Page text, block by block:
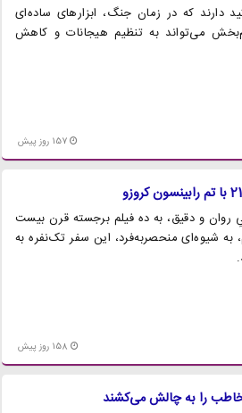
دارند که در زمان جنگ، ابزارهای ساده‌ای
می‌تواند به تنظیم هیجانات و کاهش
157 روز پیش
روان و دقیق، به ده فیلم برجسته قرن بیست
به شیوه‌ای منحصربه‌فرد، این سفر تک‌نفره به
158 روز پیش